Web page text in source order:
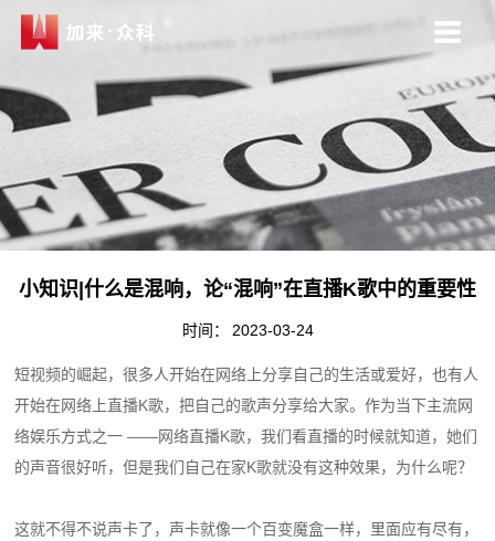
小知识|什么是混响，论“混响”在直播K歌中的重要性
时间： 2023-03-24
短视频的崛起，很多人开始在网络上分享自己的生活或爱好，也有人
开始在网络上直播K歌，把自己的歌声分享给大家。作为当下主流网
络娱乐方式之一 ——网络直播K歌，我们看直播的时候就知道，她们
的声音很好听，但是我们自己在家K歌就没有这种效果，为什么呢？
这就不得不说声卡了，声卡就像一个百变魔盒一样，里面应有尽有，